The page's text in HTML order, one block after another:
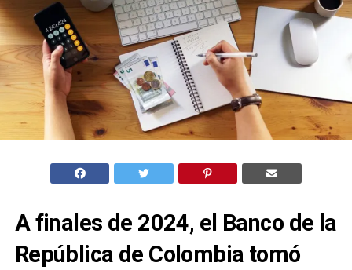
A finales de 2024, el Banco de la
República de Colombia tomó